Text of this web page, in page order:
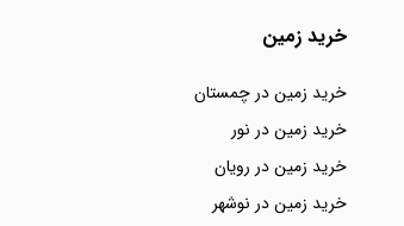
خرید زمین
خرید زمین در چمستان
خرید زمین در نور
خرید زمین در رویان
خرید زمین در نوشهر